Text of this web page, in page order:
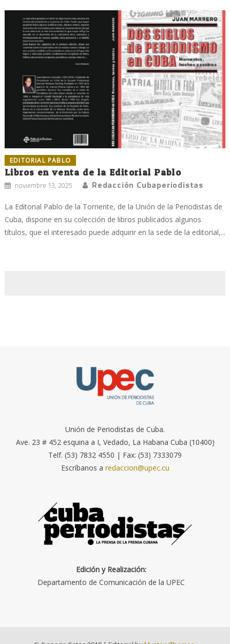
EDITORIAL PABLO
Libros en venta de la Editorial Pablo
noviembre 13, 2025 Redacción Cubaperiodistas
La Editorial Pablo de la Torriente, de la Unión de la Periodistas de
Cuba, dispone en su colección de libros publicados algunos
títulos, que el interesado puede adquirir en la sede de la editorial,...
Unión de Periodistas de Cuba.
Ave. 23 # 452 esquina a I, Vedado, La Habana Cuba (10400)
Telf. (53) 7832 4550 | Fax: (53) 7333079
Escríbanos a redaccion@upec.cu
Edición y Realización:
Departamento de Comunicación de la UPEC